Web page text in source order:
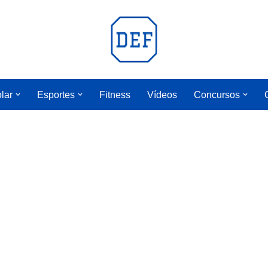
Esportes Fitness Vídeos Concursos